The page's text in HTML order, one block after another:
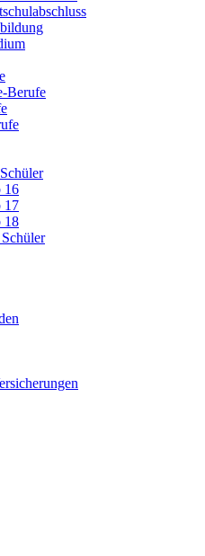
Berufe
16
17
18